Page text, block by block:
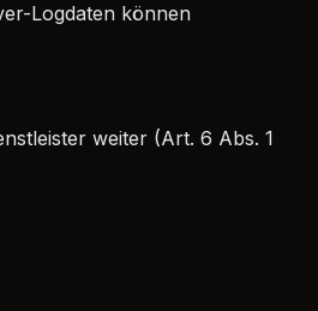
Logdaten können
weiter (Art. 6 Abs. 1